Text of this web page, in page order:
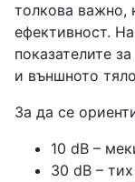
толкова важно,
ефективност.
показателите
и външното
За да се
10 dB –
30 dB –